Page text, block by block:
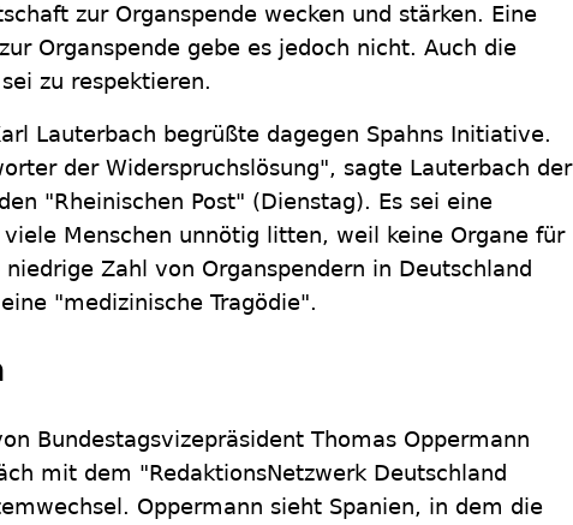
zur Organspende wecken und stärken. Eine
Organspende gebe es jedoch nicht. Auch die
zu respektieren.
Lauterbach begrüßte dagegen Spahns Initiative.
der Widerspruchslösung", sagte Lauterbach der
"Rheinischen Post" (Dienstag). Es sei eine
viele Menschen unnötig litten, weil keine Organe für
Zahl von Organspendern in Deutschland
"medizinische Tragödie".
Bundestagsvizepräsident Thomas Oppermann
mit dem "RedaktionsNetzwerk Deutschland
Oppermann sieht Spanien, in dem die